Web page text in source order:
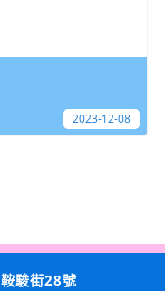
2023-12-08
駿街28號